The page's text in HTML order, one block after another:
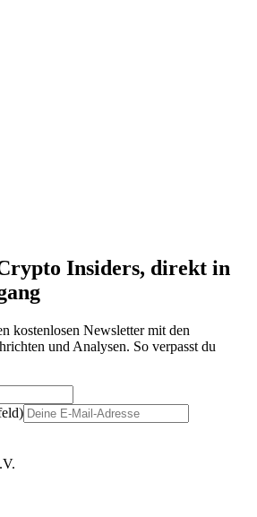
Insiders, direkt in
kostenlosen Newsletter mit den
und Analysen. So verpasst du